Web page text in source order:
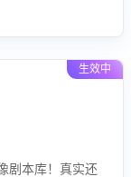
生效中
剧本库！真实还